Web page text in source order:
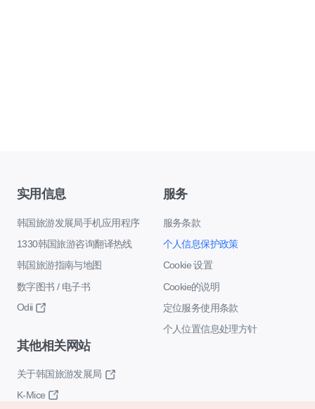
实用信息
韩国旅游发展局手机应用程序
1330韩国旅游咨询翻译热线
韩国旅游指南与地图
数字图书 / 电子书
Odii
服务
服务条款
个人信息保护政策
Cookie 设置
Cookie的说明
定位服务使用条款
个人位置信息处理方针
其他相关网站
关于韩国旅游发展局
K-Mice